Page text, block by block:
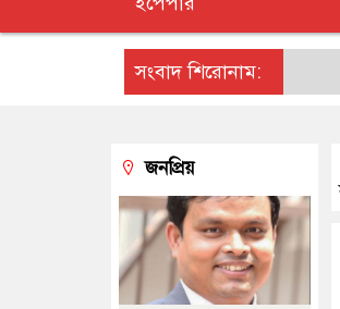
সংবাদ শিরোনাম:
জনপ্রিয়